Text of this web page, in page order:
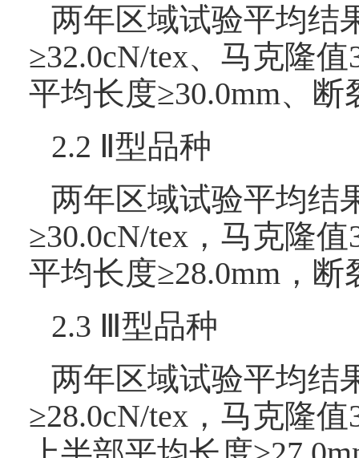
两年区域试验平均结
≥32.0cN/tex、马克隆
平均长度≥30.0mm、
2.2 Ⅱ型品种
两年区域试验平均结
≥30.0cN/tex，马克隆
平均长度≥28.0mm，
2.3 Ⅲ型品种
两年区域试验平均结
≥28.0cN/tex，马克隆